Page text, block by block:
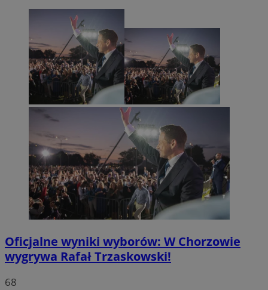
Oficjalne wyniki wyborów: W Chorzowie
wygrywa Rafał Trzaskowski!
68